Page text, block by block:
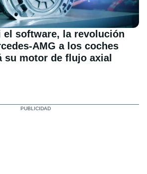
el software, la revolución
AMG a los coches
su motor de flujo axial